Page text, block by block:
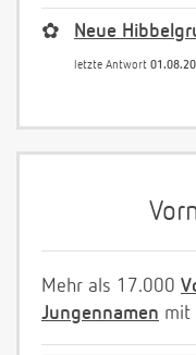
✿ Neue
letzte Antwort
Mehr als 17.000
Jungennamen mit